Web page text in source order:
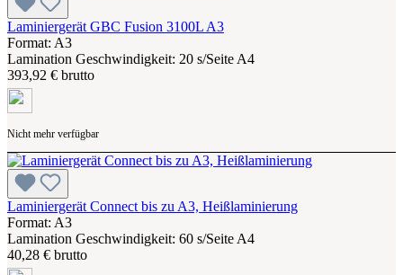
Laminiergerät GBC Fusion 3100L A3
Format: A3
Lamination Geschwindigkeit: 20 s/Seite A4
393,92 € brutto
Nicht mehr verfügbar
Laminiergerät Connect bis zu A3, Heißlaminierung
Format: A3
Lamination Geschwindigkeit: 60 s/Seite A4
40,28 € brutto